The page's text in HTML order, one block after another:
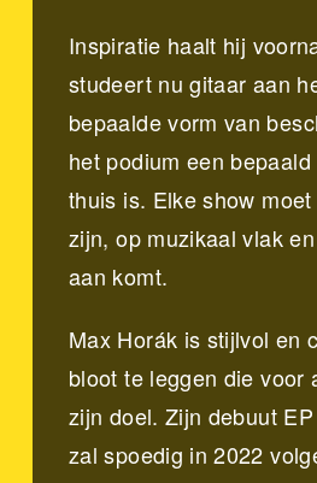
Inspiratie haalt hij
studeert nu gitaar aan
bepaalde vorm van
het podium een
thuis is. Elke show
zijn, op muzikaal vlak
aan komt.
Max Horák is stijlvol en
bloot te leggen die voor
zijn doel. Zijn debuut
zal spoedig in 2022